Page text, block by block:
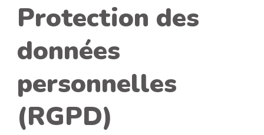
Protection des
données
personnelles
(RGPD)